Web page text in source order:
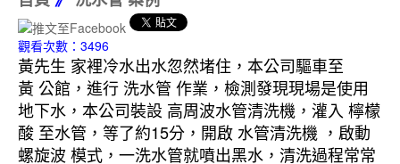
觀看次數：3496
黃先生 家裡冷水出水忽然堵住，本公司驅車至
黃 公館，進行 洗水管 作業，檢測發現現場是使用
地下水，本公司裝設 高周波水管清洗機，灌入 檸檬
酸 至水管，等了約15分，開啟 水管清洗機 ，啟動
螺旋波 模式，一洗水管就噴出黑水，清洗過程常常